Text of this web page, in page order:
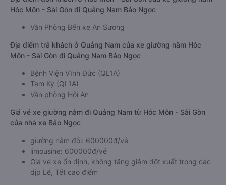
Hóc Môn - Sài Gòn đi Quảng Nam Bảo Ngọc
Văn Phòng Bến xe An Sương
Địa điểm trả khách ở Quảng Nam của xe giường nằm Hóc
Môn - Sài Gòn đi Quảng Nam Bảo Ngọc
Bệnh Viện Vĩnh Đức (QL1A)
Tam Kỳ (QL1A)
Văn phòng Hội An
Giá vé xe giường nằm đi Quảng Nam từ Hóc Môn - Sài Gòn
của nhà xe Bảo Ngọc
giường nằm đôi: 600000đ/vé
limousine: 600000đ/vé
Giá vé xe ổn định, không tăng giảm đột xuất trong các
dịp Lễ, Tết cao điểm